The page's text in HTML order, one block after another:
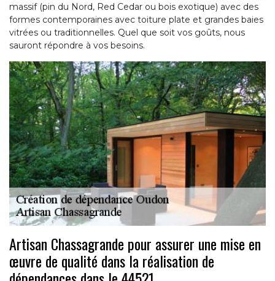
massif (pin du Nord, Red Cedar ou bois exotique) avec des
formes contemporaines avec toiture plate et grandes baies
vitrées ou traditionnelles. Quel que soit vos goûts, nous
sauront répondre à vos besoins.
Artisan Chassagrande pour assurer une mise en
œuvre de qualité dans la réalisation de